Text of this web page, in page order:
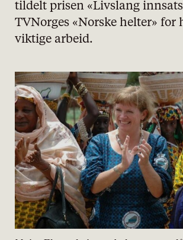
tildelt prisen «Livslang
TVNorges «Norske helter» for
viktige arbeid.